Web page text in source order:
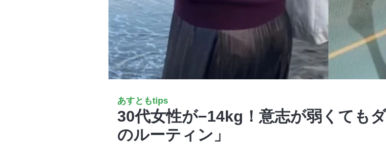
あすともtips
30代女性が−14kg！意志が弱くても
のルーティン」